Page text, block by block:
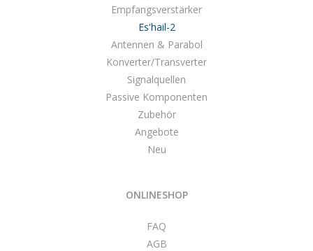
Empfangsverstärker
Es'hail-2
Antennen & Parabol
Konverter/Transverter
Signalquellen
Passive Komponenten
Zubehör
Angebote
Neu
ONLINESHOP
FAQ
AGB